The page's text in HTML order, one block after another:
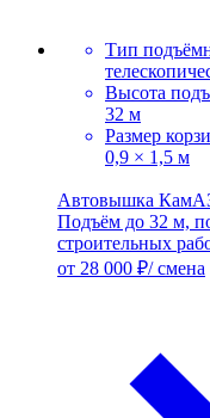
Тип
Высота
32 м
Размер
0,9 × 1,5 м
Автовышка
Подъём до 32 м,
строительных
от 28 000 ₽/ смена